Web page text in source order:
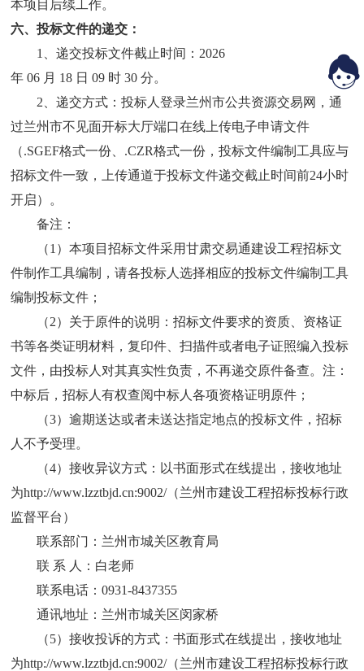
本项目后续工作。
六、投标文件的递交：
1、递交投标文件截止时间：2026
年 06 月 18 日 09 时 30分。
2、递交方式：投标人登录兰州市公共资源交易网，通
过兰州市不见面开标大厅端口在线上传电子申请文件
（.SGEF格式一份、.CZR格式一份，投标文件编制工具应与
招标文件一致，上传通道于投标文件递交截止时间前24小时
开启）。
备注：
（1）本项目招标文件采用甘肃交易通建设工程招标文
件制作工具编制，请各投标人选择相应的投标文件编制工具
编制投标文件；
（2）关于原件的说明：招标文件要求的资质、资格证
书等各类证明材料，复印件、扫描件或者电子证照编入投标
文件，由投标人对其真实性负责，不再递交原件备查。注：
中标后，招标人有权查阅中标人各项资格证明原件；
（3）逾期送达或者未送达指定地点的投标文件，招标
人不予受理。
（4）接收异议方式 ：以书面形式在线提出，接收地址
为http://www.lzztbjd.cn:9002/（兰州市建设工程招标投标行政
监督平台）
联系部门：兰州市城关区教育局
联 系 人：白老师
联系电话：0931-8437355
通讯地址：兰州市城关区闵家桥
（5）接收投诉的方式：书面形式在线提出，接收地址
为http://www.lzztbjd.cn:9002/（兰州市建设工程招标投标行政